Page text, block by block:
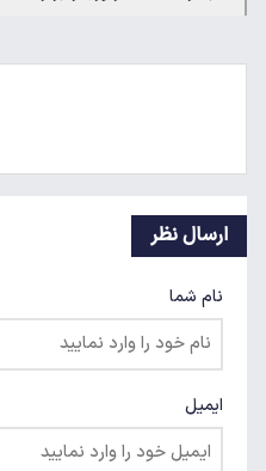
ارسال نظر
نام شما
ایمیل